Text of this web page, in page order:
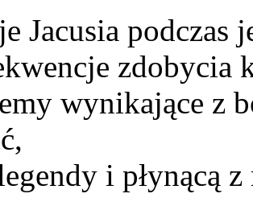
Jacusia podczas
zdobycia
wynikające z
i płynącą